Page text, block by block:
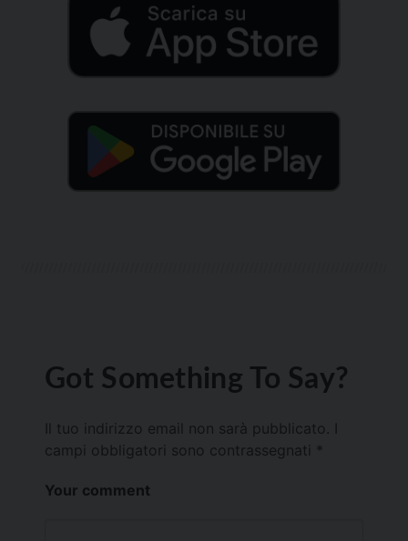
Got Something To Say?
Il tuo indirizzo email non sarà pubblicato.
campi obbligatori sono contrassegnati *
Your comment